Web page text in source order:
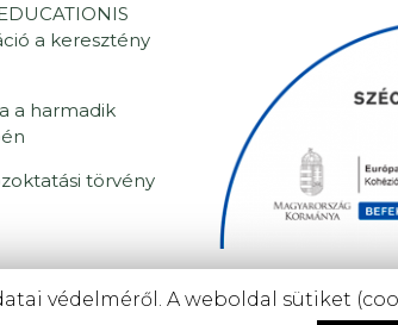
a keresztény
a harmadik
törvény
védelméről. A weboldal sütiket